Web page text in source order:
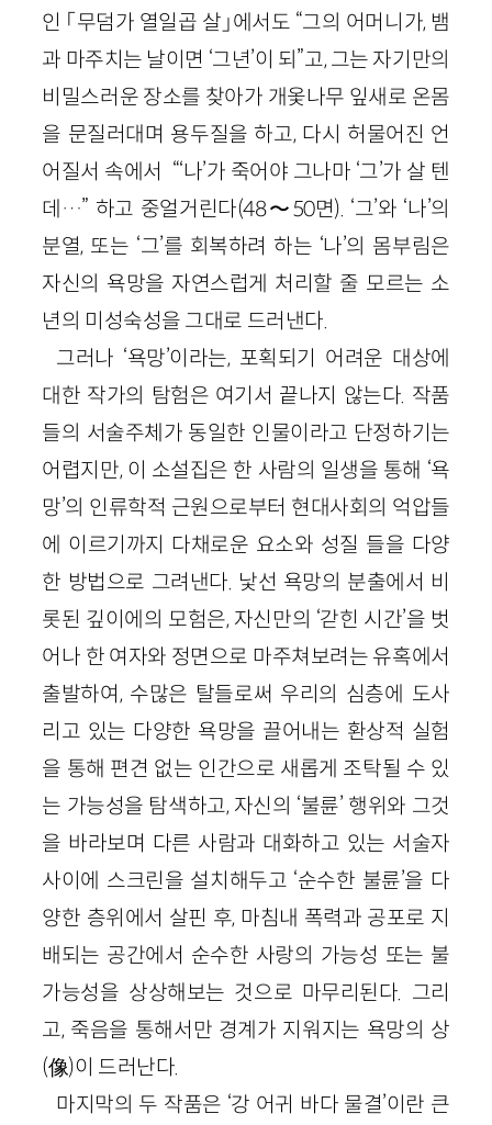
인 「무덤가 열일곱 살」에서도 “그의 어머니가, 뱀
과 마주치는 날이면 ‘그년’이 되”고, 그는 자기만의
비밀스러운 장소를 찾아가 개옻나무 잎새로 온몸
을 문질러대며 용두질을 하고, 다시 허물어진 언
어질서 속에서 “‘나’가 죽어야 그나마 ‘그’가 살 텐
데…” 하고 중얼거린다(48〜50면). ‘그’와 ‘나’의
분열, 또는 ‘그’를 회복하려 하는 ‘나’의 몸부림은
자신의 욕망을 자연스럽게 처리할 줄 모르는 소
년의 미성숙성을 그대로 드러낸다.
그러나 ‘욕망’이라는, 포획되기 어려운 대상에
대한 작가의 탐험은 여기서 끝나지 않는다. 작품
들의 서술주체가 동일한 인물이라고 단정하기는
어렵지만, 이 소설집은 한 사람의 일생을 통해 ‘욕
망’의 인류학적 근원으로부터 현대사회의 억압들
에 이르기까지 다채로운 요소와 성질 들을 다양
한 방법으로 그려낸다. 낯선 욕망의 분출에서 비
롯된 깊이에의 모험은, 자신만의 ‘갇힌 시간’을 벗
어나 한 여자와 정면으로 마주쳐보려는 유혹에서
출발하여, 수많은 탈들로써 우리의 심층에 도사
리고 있는 다양한 욕망을 끌어내는 환상적 실험
을 통해 편견 없는 인간으로 새롭게 조탁될 수 있
는 가능성을 탐색하고, 자신의 ‘불륜’ 행위와 그것
을 바라보며 다른 사람과 대화하고 있는 서술자
사이에 스크린을 설치해두고 ‘순수한 불륜’을 다
양한 층위에서 살핀 후, 마침내 폭력과 공포로 지
배되는 공간에서 순수한 사랑의 가능성 또는 불
가능성을 상상해보는 것으로 마무리된다. 그리
고, 죽음을 통해서만 경계가 지워지는 욕망의 상
(像)이 드러난다.
마지막의 두 작품은 ‘강 어귀 바다 물결’이란 큰